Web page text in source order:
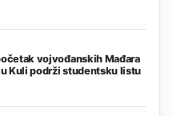
vojvođanskih Mađara
Kuli podrži studentsku listu